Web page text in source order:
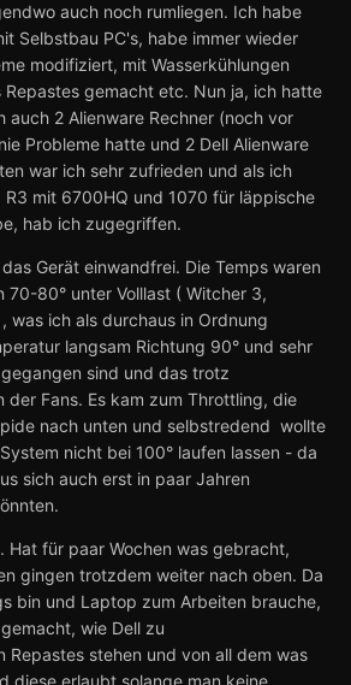
auch noch rumliegen. Ich habe
Selbstbau PC's, habe immer wieder
modifiziert, mit Wasserkühlungen
gemacht etc. Nun ja, ich hatte
auch 2 Alienware Rechner (noch vor
Probleme hatte und 2 Dell Alienware
war ich sehr zufrieden und als ich
R3 mit 6700HQ und 1070 für läppische
hab ich zugegriffen.
Gerät einwandfrei. Die Temps waren
70-80° unter Volllast ( Witcher 3,
was ich als durchaus in Ordnung
langsam Richtung 90° und sehr
sind und das trotz
der Fans. Es kam zum Throttling, die
nach unten und selbstredend wollte
nicht bei 100° laufen lassen - da
sich auch erst in paar Jahren
Hat für paar Wochen was gebracht,
gingen trotzdem weiter nach oben. Da
bin und Laptop zum Arbeiten brauche,
wie Dell zu
Repastes stehen und von all dem was